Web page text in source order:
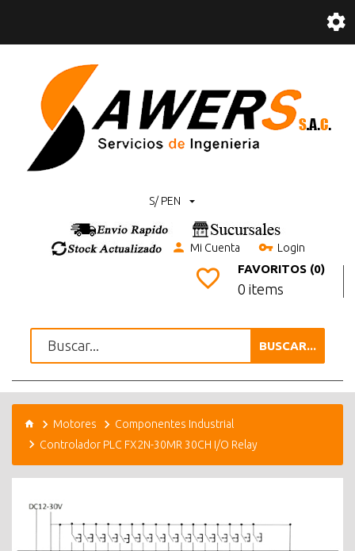
S/ PEN
Mi Cuenta Login
FAVORITOS (0)
0 items
BUSCAR...
Motores
Componentes Industrial
Controlador PLC FX2N-30MR 30CH I/O Relay